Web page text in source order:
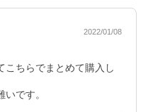
2022/01/08
こちらでまとめて購入し
です。